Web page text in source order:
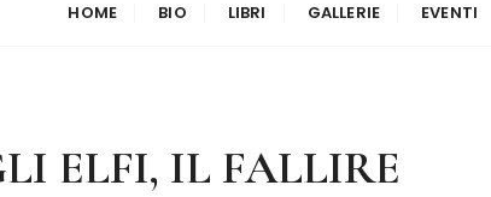
HOME BIO LIBRI GALLERIE EVENTI
ELFI, IL FALLIRE